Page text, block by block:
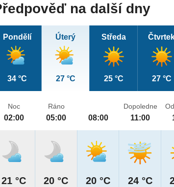
na další dny
Pondělí
34 °C
Úterý
27 °C
Středa
25 °C 27 °C
Noc
02:00
21 °C
Ráno
05:00
20 °C
08:00
20 °C
Dopoledne
11:00
24 °C